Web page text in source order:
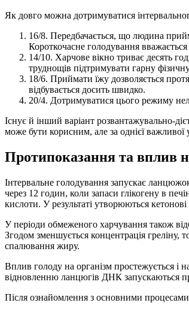
Як довго можна дотримуватися
16/8. Передбачається, що людина
Короткочасне голодування
14/10. Харчове вікно триває десять
труднощів підтримувати гарну
18/6. Приймати їжу дозволяється
відбувається досить швидко.
20/4. Дотримуватися цього режиму
Існує й інший варіант розвантажувально-
може бути корисним, але за однієї
Протипоказання та вплив
Інтервальне голодування запускає
через 12 годин, коли запаси глікогену в
кислоти. У результаті утворюються кетонові
У періоди обмеженого харчування також
Згодом зменшується концентрація греліну,
спалювання жиру.
Вплив голоду на організм простежується і
відновленню ланцюгів ДНК запускаються
Після ознайомлення з основними